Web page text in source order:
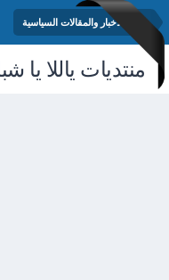
منتدى الأخبار والمقالات السياسية
منتديات ياللا يا